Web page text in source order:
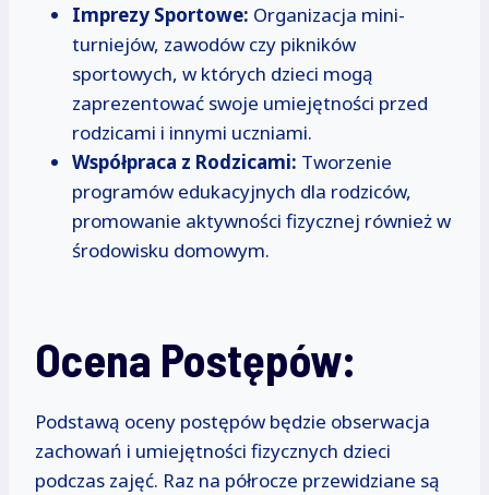
Imprezy Sportowe: Organizacja mini-
turniejów, zawodów czy pikników
sportowych, w których dzieci mogą
zaprezentować swoje umiejętności przed
rodzicami i innymi uczniami.
Współpraca z Rodzicami: Tworzenie
programów edukacyjnych dla rodziców,
promowanie aktywności fizycznej również w
środowisku domowym.
Ocena Postępów:
Podstawą oceny postępów będzie obserwacja
zachowań i umiejętności fizycznych dzieci
podczas zajęć. Raz na półrocze przewidziane są